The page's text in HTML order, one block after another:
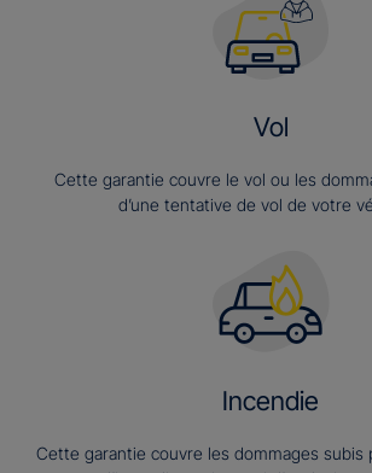
Vol
Cette garantie couvre le vol ou les
d’une tentative de vol de votre
Incendie
Cette garantie couvre les dommages subis